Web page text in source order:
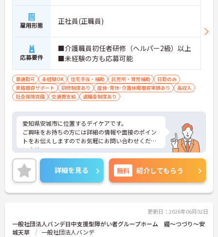
雇用形態 正社員(正職員)
応募要件
■介護職員初任者研修（ヘルパー2級）以上
■未経験の方も応募可能
車通勤可 未経験OK 住宅手当・補助 託児所・育児補助
日勤のみ
資格取得サポート
研修制度あり 産休･育休･介護休暇取得実績あり
高収入
社会保険完備
交通費支給 退職金制度あり
愛知県安城市に位置するデイケアです。
ご興味をお持ちの方には詳細の情報や面接のポイン
トをお伝えしますのでお気軽にお問い合わせくださ
いませ。
詳細を見る 無料 紹介してもらう
更新日：2026年06月02日
一般社団法人バンデ日中支援型障がい者グループホーム 綴～つづり～安
城天草
一般社団法人バンデ